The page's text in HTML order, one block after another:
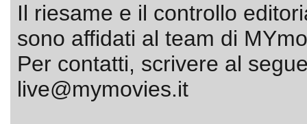
Il riesame e il controllo
sono affidati al team di
Per contatti, scrivere al
live@mymovies.it